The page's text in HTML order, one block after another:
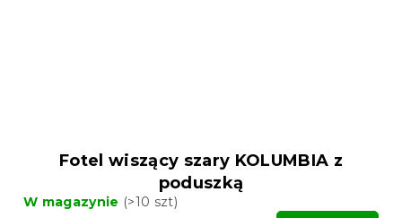
Fotel wiszący szary KOLUMBIA z
poduszką
W magazynie (>10 szt)